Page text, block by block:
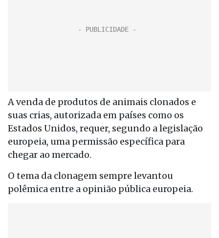
A venda de produtos de animais clonados e
suas crias, autorizada em países como os
Estados Unidos, requer, segundo a legislação
europeia, uma permissão específica para
chegar ao mercado.
O tema da clonagem sempre levantou
polêmica entre a opinião pública europeia.